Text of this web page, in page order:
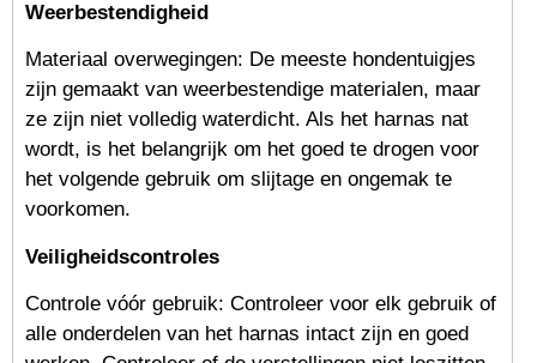
Weerbestendigheid
Materiaal overwegingen: De meeste hondentuigjes
zijn gemaakt van weerbestendige materialen, maar
ze zijn niet volledig waterdicht. Als het harnas nat
wordt, is het belangrijk om het goed te drogen voor
het volgende gebruik om slijtage en ongemak te
voorkomen.
Veiligheidscontroles
Controle vóór gebruik: Controleer voor elk gebruik of
alle onderdelen van het harnas intact zijn en goed